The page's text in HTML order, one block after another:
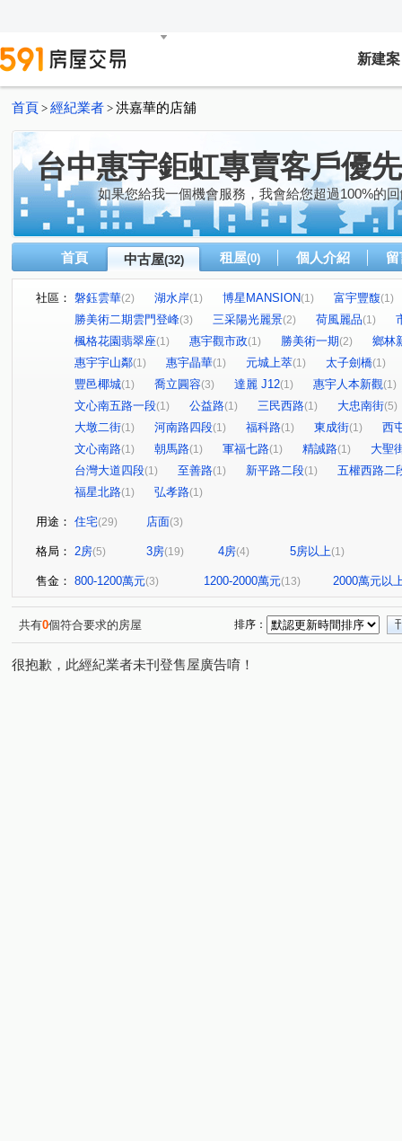
新建案
首頁 > 經紀業者 > 洪嘉華的店舖
台中惠宇鉅虹專賣客戶優先
如果您給我一個機會服務，我會給您超過100%的
首頁 中古屋(32) 租屋(0) 個人介紹
社區： 磐鈺雲華(2) 湖水岸(1) 博星MANSION(1) 富宇豐馥(1)
勝美術二期雲門登峰(3) 三采陽光麗景(2) 荷風麗品(1)
楓格花園翡翠座(1) 惠宇觀市政(1) 勝美術一期(2)
鄉林
惠宇宇山鄰(1) 惠宇晶華(1) 元城上萃(1) 太子劍橋(1)
豐邑椰城(1) 喬立圓容(3) 達麗 J12(1) 惠宇人本新觀(1)
文心南五路一段(1) 公益路(1) 三民西路(1) 大忠南街(5)
大墩二街(1) 河南路四段(1) 福科路(1) 東成街(1)
西
文心南路(1) 朝馬路(1) 軍福七路(1) 精誠路(1)
大聖
台灣大道四段(1) 至善路(1) 新平路二段(1)
五權西路二
福星北路(1) 弘孝路(1)
用途： 住宅(29) 店面(3)
格局： 2房(5) 3房(19) 4房(4) 5房以上(1)
售金： 800-1200萬元(3) 1200-2000萬元(13) 2000萬元以
共有0個符合要求的房屋 排序：
很抱歉，此經紀業者未刊登售屋廣告唷！